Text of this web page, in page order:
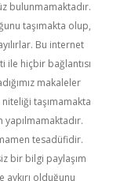
bulunmamaktadır.
taşımakta olup,
Bu internet
ile hiçbir bağlantısı
makaleler
taşımamakta
yapılmamaktadır.
tesadüfidir.
bir bilgi paylaşım
olduğunu